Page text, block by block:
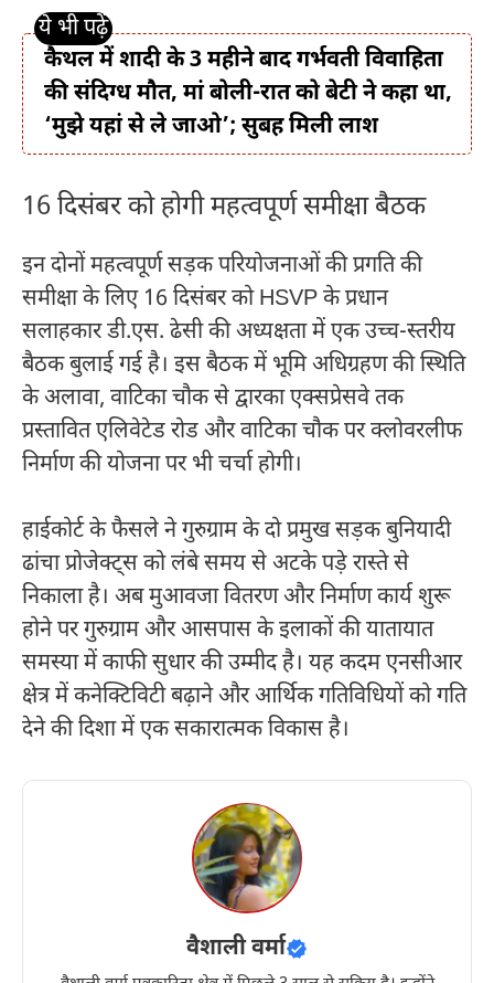
कैथल में शादी के 3 महीने बाद गर्भवती विवाहिता
की संदिग्ध मौत, मां बोली-रात को बेटी ने कहा था,
‘मुझे यहां से ले जाओ’; सुबह मिली लाश
16 दिसंबर को होगी महत्वपूर्ण समीक्षा बैठक
इन दोनों महत्वपूर्ण सड़क परियोजनाओं की प्रगति की
समीक्षा के लिए 16 दिसंबर को HSVP के प्रधान
सलाहकार डी.एस. ढेसी की अध्यक्षता में एक उच्च-स्तरीय
बैठक बुलाई गई है। इस बैठक में भूमि अधिग्रहण की स्थिति
के अलावा, वाटिका चौक से द्वारका एक्सप्रेसवे तक
प्रस्तावित एलिवेटेड रोड और वाटिका चौक पर क्लोवरलीफ
निर्माण की योजना पर भी चर्चा होगी।
हाईकोर्ट के फैसले ने गुरुग्राम के दो प्रमुख सड़क बुनियादी
ढांचा प्रोजेक्ट्स को लंबे समय से अटके पड़े रास्ते से
निकाला है। अब मुआवजा वितरण और निर्माण कार्य शुरू
होने पर गुरुग्राम और आसपास के इलाकों की यातायात
समस्या में काफी सुधार की उम्मीद है। यह कदम एनसीआर
क्षेत्र में कनेक्टिविटी बढ़ाने और आर्थिक गतिविधियों को गति
देने की दिशा में एक सकारात्मक विकास है।
वैशाली वर्मा